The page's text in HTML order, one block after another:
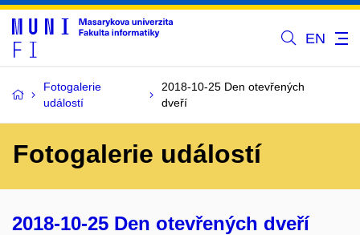
EN
Fotogalerie
událostí
2018-10-25 Den otevřených
dveří
Fotogalerie událostí
2018-10-25 Den otevřených dveří